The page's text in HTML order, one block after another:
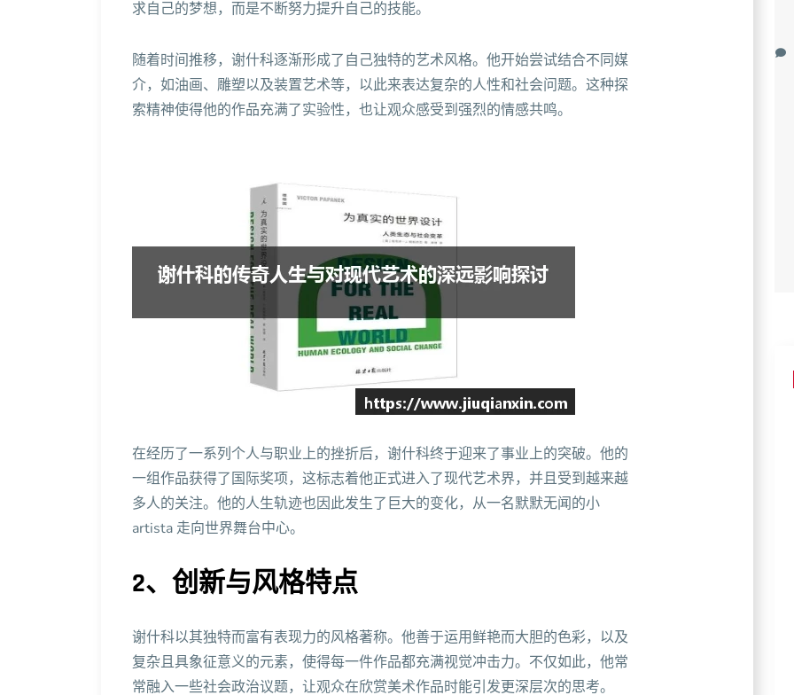
求自己的梦想，而是不断努力提升自己的技能。
随着时间推移，谢什科逐渐形成了自己独特的艺术风格。他开始尝试结合不同媒
介，如油画、雕塑以及装置艺术等，以此来表达复杂的人性和社会问题。这种探
索精神使得他的作品充满了实验性，也让观众感受到强烈的情感共鸣。
在经历了一系列个人与职业上的挫折后，谢什科终于迎来了事业上的突破。他的
一组作品获得了国际奖项，这标志着他正式进入了现代艺术界，并且受到越来越
多人的关注。他的人生轨迹也因此发生了巨大的变化，从一名默默无闻的小
artista 走向世界舞台中心。
2、创新与风格特点
谢什科以其独特而富有表现力的风格著称。他善于运用鲜艳而大胆的色彩，以及
复杂且具象征意义的元素，使得每一件作品都充满视觉冲击力。不仅如此，他常
常融入一些社会政治议题，让观众在欣赏美术作品时能引发更深层次的思考。